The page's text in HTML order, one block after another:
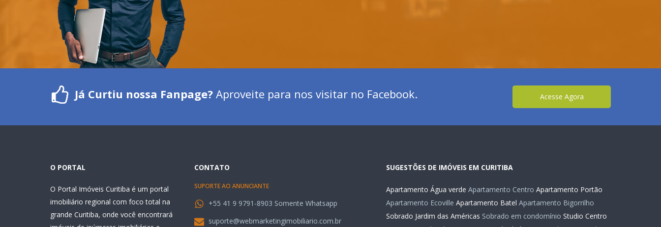
Já Curtiu nossa Fanpage? Aproveite para nos visitar no Facebook. Acesse Agora
O PORTAL
O Portal Imóveis Curitiba é um portal
imobiliário regional com foco total na
grande Curitiba, onde você encontrará
CONTATO
SUPORTE AO ANUNCIANTE
+55 41 9 9791-8903 Somente Whatsapp
suporte@webmarketingimobiliario.com.br
SUGESTÕES DE IMÓVEIS EM CURITIBA
Apartamento Água verde Apartamento Centro Apartamento Portão
Apartamento Ecoville Apartamento Batel Apartamento Bigorrilho
Sobrado Jardim das Américas Sobrado em condomínio Studio Centro